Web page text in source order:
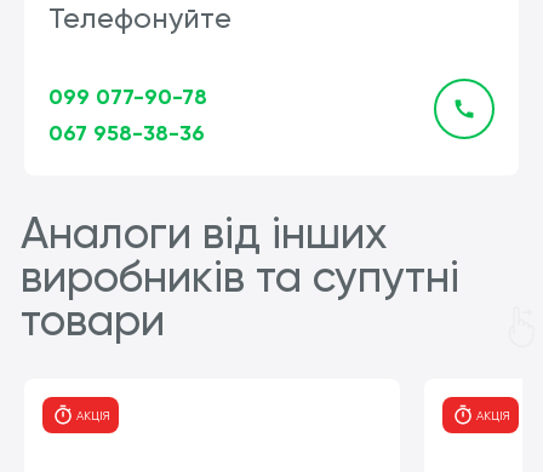
Телефонуйте
099 077-90-78
067 958-38-36
Аналоги від інших
виробників та супутні
товари
АКЦІЯ АКЦІЯ